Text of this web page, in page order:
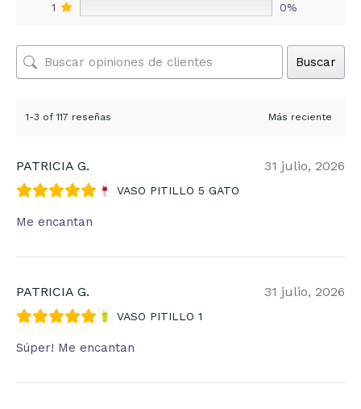
1
0%
Buscar
1-3 of 117 reseñas
PATRICIA G. 31 julio, 2026
VASO PITILLO 5 GATO
Me encantan
PATRICIA G. 31 julio, 2026
VASO PITILLO 1
Súper! Me encantan